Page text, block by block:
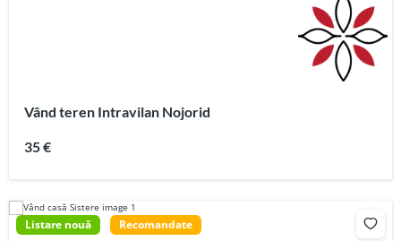
Vând teren Intravilan Nojorid
35 €
Listare nouă Recomandate